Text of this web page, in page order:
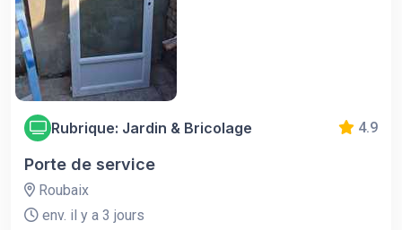
Rubrique: Jardin & Bricolage 4.9
Porte de service
Roubaix
env. il y a 3 jours